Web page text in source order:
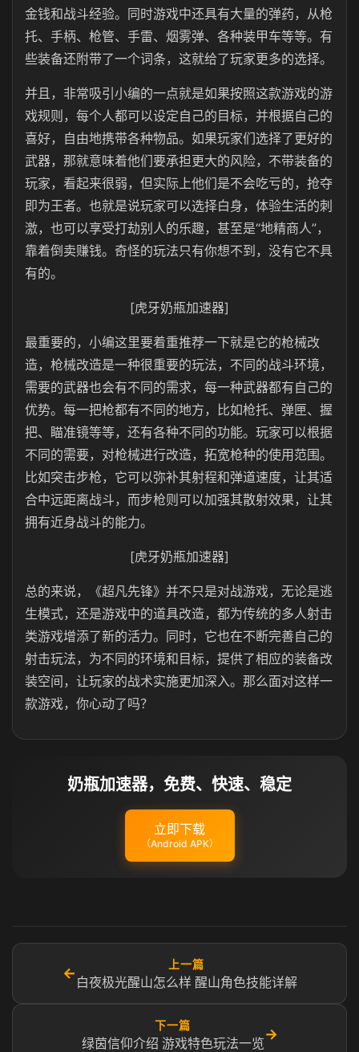
金钱和战斗经验。同时游戏中还具有大量的弹药，从枪
托、手柄、枪管、手雷、烟雾弹、各种装甲车等等。有
些装备还附带了一个词条，这就给了玩家更多的选择。
并且，非常吸引小编的一点就是如果按照这款游戏的游
戏规则，每个人都可以设定自己的目标，并根据自己的
喜好，自由地携带各种物品。如果玩家们选择了更好的
武器，那就意味着他们要承担更大的风险，不带装备的
玩家，看起来很弱，但实际上他们是不会吃亏的，抢夺
即为王者。也就是说玩家可以选择白身，体验生活的刺
激，也可以享受打劫别人的乐趣，甚至是“地精商人”，
靠着倒卖赚钱。奇怪的玩法只有你想不到，没有它不具
有的。
[虎牙奶瓶加速器]
最重要的，小编这里要着重推荐一下就是它的枪械改
造，枪械改造是一种很重要的玩法，不同的战斗环境，
需要的武器也会有不同的需求，每一种武器都有自己的
优势。每一把枪都有不同的地方，比如枪托、弹匣、握
把、瞄准镜等等，还有各种不同的功能。玩家可以根据
不同的需要，对枪械进行改造，拓宽枪种的使用范围。
比如突击步枪，它可以弥补其射程和弹道速度，让其适
合中远距离战斗，而步枪则可以加强其散射效果，让其
拥有近身战斗的能力。
[虎牙奶瓶加速器]
总的来说，《超凡先锋》并不只是对战游戏，无论是逃
生模式，还是游戏中的道具改造，都为传统的多人射击
类游戏增添了新的活力。同时，它也在不断完善自己的
射击玩法，为不同的环境和目标，提供了相应的装备改
装空间，让玩家的战术实施更加深入。那么面对这样一
款游戏，你心动了吗？
奶瓶加速器，免费、快速、稳定
立即下载
（Android APK）
←
上一篇
白夜极光醒山怎么样 醒山角色技能详解
下一篇
绿茵信仰介绍 游戏特色玩法一览
→